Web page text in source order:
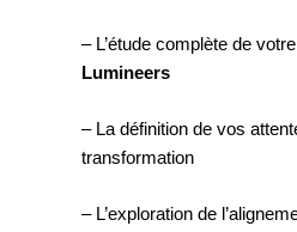
– L’étude complète de
Lumineers
– La définition de vos
transformation
– L’exploration de